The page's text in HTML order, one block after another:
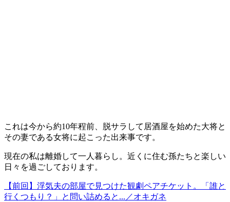
これは今から約10年程前、脱サラして居酒屋を始めた大将と
その妻である女将に起こった出来事です。
現在の私は離婚して一人暮らし。近くに住む孫たちと楽しい
日々を過ごしております。
【前回】浮気夫の部屋で見つけた観劇ペアチケット。「誰と
行くつもり？」と問い詰めると...／オキガネ